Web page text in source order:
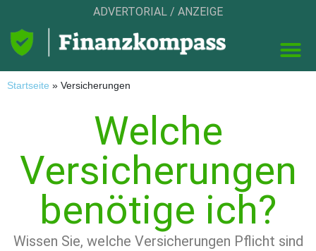
ADVERTORIAL / ANZEIGE
Startseite » Versicherungen
Welche
Versicherungen
benötige ich?
Wissen Sie, welche Versicherungen Pflicht sind